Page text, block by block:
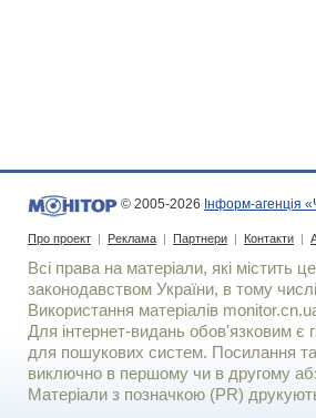
© 2005-2026 Інформ-агенція
Про проект | Реклама | Партнери | Контакти |
Всі права на матеріали, які містить
законодавством України, в тому
Використання матерiалiв
Для iнтернет-видань обов'язковим є
для пошукових систем. Посилання та
виключно в першому чи в другому
Матеріали з позначкою (PR)